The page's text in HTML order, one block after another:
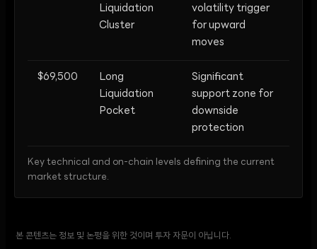
Liquidation
Cluster
volatility trigger
for upward
moves
$69,500
Long
Liquidation
Pocket
Significant
support zone for
downside
protection
Key technical and on-chain levels defining the current
market structure.
본 콘텐츠는 정보 및 논평을 위한 것이며 투자 자문이 아닙니다.